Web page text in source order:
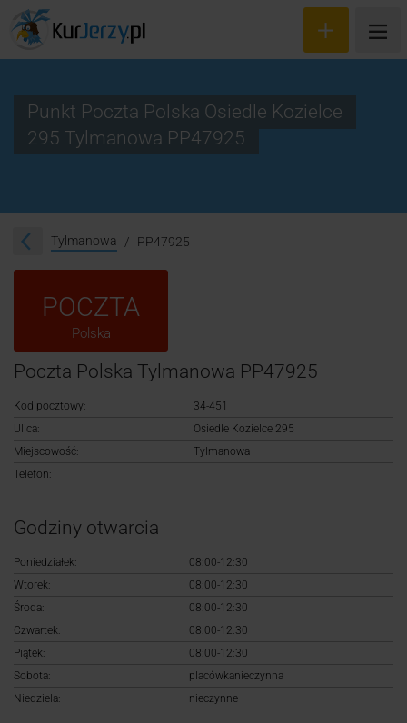
Śledzenie przesyłki
Logowanie
Rejestracja
Punkt Poczta Polska Osiedle Kozielce
295 Tylmanowa PP47925
Tylmanowa PP47925
POCZTA
Polska
Poczta Polska Tylmanowa PP47925
Kod pocztowy:
34-451
Ulica:
Osiedle Kozielce 295
Miejscowość:
Tylmanowa
Telefon:
Godziny otwarcia
Poniedziałek:
08:00-12:30
Wtorek:
08:00-12:30
Środa:
08:00-12:30
Czwartek:
08:00-12:30
Piątek:
08:00-12:30
Sobota:
placówkanieczynna
Niedziela:
nieczynne